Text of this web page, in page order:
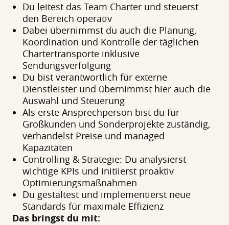
Du leitest das Team Charter und steuerst
den Bereich operativ
Dabei übernimmst du auch die Planung,
Koordination und Kontrolle der täglichen
Chartertransporte inklusive
Sendungsverfolgung
Du bist verantwortlich für externe
Dienstleister und übernimmst hier auch die
Auswahl und Steuerung
Als erste Ansprechperson bist du für
Großkunden und Sonderprojekte zuständig,
verhandelst Preise und managed
Kapazitäten
Controlling & Strategie: Du analysierst
wichtige KPIs und initiierst proaktiv
Optimierungsmaßnahmen
Du gestaltest und implementierst neue
Standards für maximale Effizienz
Das bringst du mit: